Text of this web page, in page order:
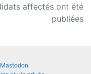
affectés ont été
publiées
Mastodon.